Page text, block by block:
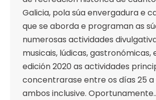
Galicia, pola súa envergadura e
que se aborda e programan as
numerosas actividades
musicais, lúdicas, gastronómicas,
edición 2020 as actividades
concentrarase entre os días 25 a
ambos inclusive.